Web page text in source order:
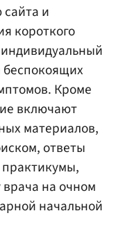
и
короткого
беспокоящих
Кроме
включают
материалов,
ответы
врача на очном
начальной